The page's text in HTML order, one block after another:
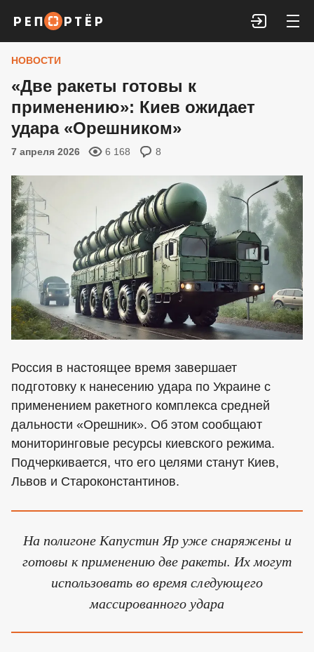
Войти
НОВОСТИ
«Две ракеты готовы к
применению»: Киев ожидает
удара «Орешником»
7 апреля 2026 6 168 8
Россия в настоящее время завершает
подготовку к нанесению удара по Украине с
применением ракетного комплекса средней
дальности «Орешник». Об этом сообщают
мониторинговые ресурсы киевского режима.
Подчеркивается, что его целями станут Киев,
Львов и Староконстантинов.
На полигоне Капустин Яр уже снаряжены и
готовы к применению две ракеты. Их могут
использовать во время следующего
массированного удара